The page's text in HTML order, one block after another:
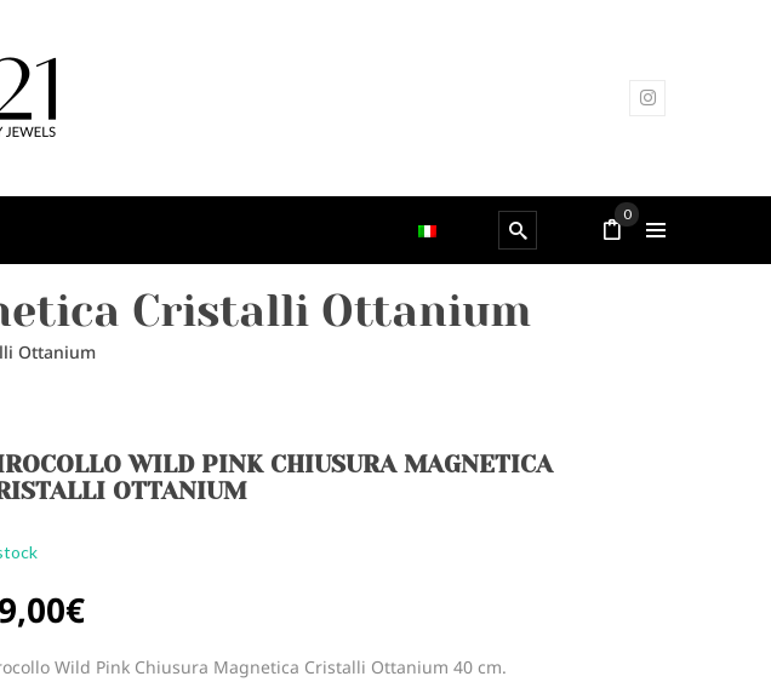
0
Cristalli Ottanium
Ottanium
WILD PINK CHIUSURA MAGNETICA
OTTANIUM
€
Wild Pink Chiusura Magnetica Cristalli Ottanium 40 cm.